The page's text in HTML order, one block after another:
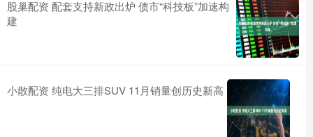
股巢配资 配套支持新政出炉 债市“科技板”加速构
建
小散配资 纯电大三排SUV 11月销量创历史新高